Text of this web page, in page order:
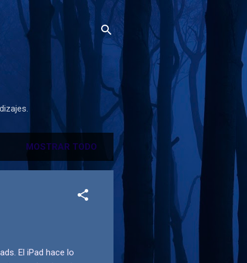
MOSTRAR TODO
El iPad hace lo